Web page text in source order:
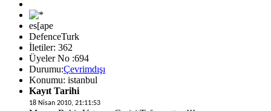
es[ape
DefenceTurk
İletiler: 362
Üyeler No :694
Durumu:Çevrimdışı
Konumu: istanbul
Kayıt Tarihi
18 Nisan 2010, 21:11:53